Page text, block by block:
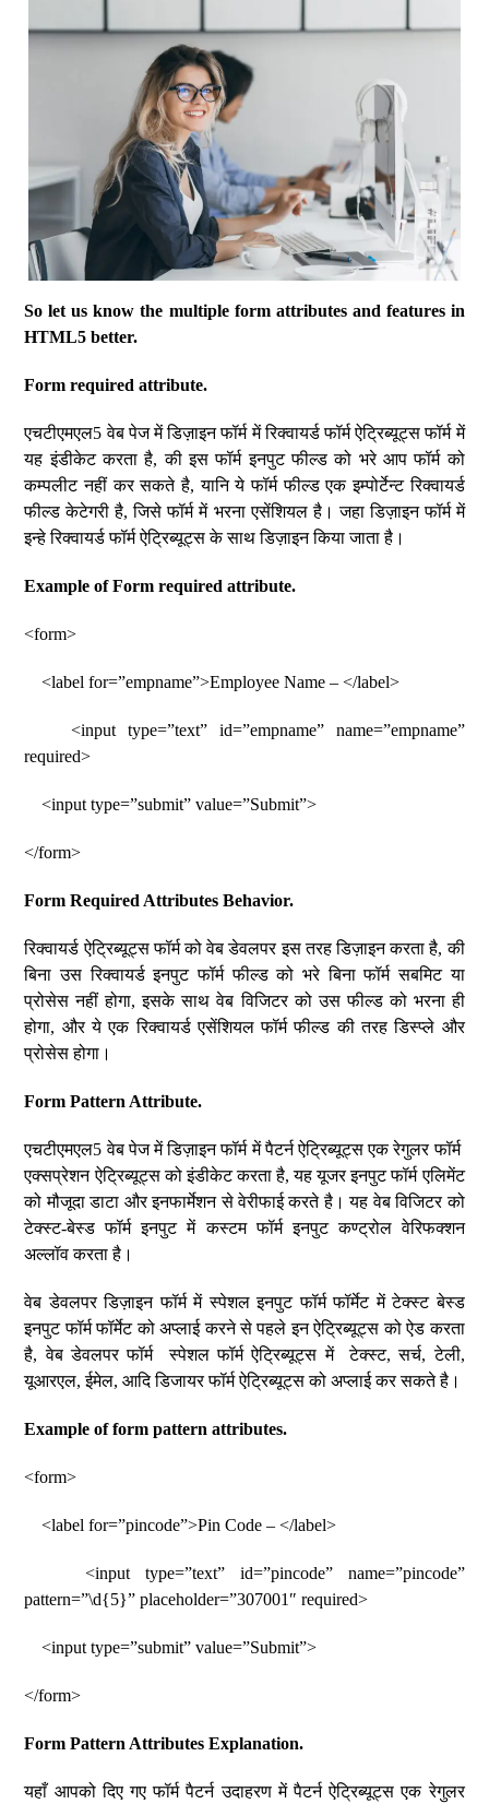
So let us know the multiple form attributes and features in
HTML5 better.
Form required attribute.
एचटीएमएल5 वेब पेज में डिज़ाइन फॉर्म में रिक्वायर्ड फॉर्म ऐट्रिब्यूट्स फॉर्म में
यह इंडीकेट करता है, की इस फॉर्म इनपुट फील्ड को भरे आप फॉर्म को
कम्पलीट नहीं कर सकते है, यानि ये फॉर्म फील्ड एक इम्पोर्टेन्ट रिक्वायर्ड
फील्ड केटेगरी है, जिसे फॉर्म में भरना एसेंशियल है। जहा डिज़ाइन फॉर्म में
इन्हे रिक्वायर्ड फॉर्म ऐट्रिब्यूट्स के साथ डिज़ाइन किया जाता है।
Example of Form required attribute.
<form>
<label for=”empname”>Employee Name – </label>
<input type=”text” id=”empname” name=”empname”
required>
<input type=”submit” value=”Submit”>
</form>
Form Required Attributes Behavior.
रिक्वायर्ड ऐट्रिब्यूट्स फॉर्म को वेब डेवलपर इस तरह डिज़ाइन करता है, की
बिना उस रिक्वायर्ड इनपुट फॉर्म फील्ड को भरे बिना फॉर्म सबमिट या
प्रोसेस नहीं होगा, इसके साथ वेब विजिटर को उस फील्ड को भरना ही
होगा, और ये एक रिक्वायर्ड एसेंशियल फॉर्म फील्ड की तरह डिस्प्ले और
प्रोसेस होगा।
Form Pattern Attribute.
एचटीएमएल5 वेब पेज में डिज़ाइन फॉर्म में पैटर्न ऐट्रिब्यूट्स एक रेगुलर फॉर्म
एक्सप्रेशन ऐट्रिब्यूट्स को इंडीकेट करता है, यह यूजर इनपुट फॉर्म एलिमेंट
को मौजूदा डाटा और इनफार्मेशन से वेरीफाई करते है। यह वेब विजिटर को
टेक्स्ट-बेस्ड फॉर्म इनपुट में कस्टम फॉर्म इनपुट कण्ट्रोल वेरिफक्शन
अल्लॉव करता है।
वेब डेवलपर डिज़ाइन फॉर्म में स्पेशल इनपुट फॉर्म फॉर्मेट में टेक्स्ट बेस्ड
इनपुट फॉर्म फॉर्मेट को अप्लाई करने से पहले इन ऐट्रिब्यूट्स को ऐड करता
है, वेब डेवलपर फॉर्म स्पेशल फॉर्म ऐट्रिब्यूट्स में टेक्स्ट, सर्च, टेली,
यूआरएल, ईमेल, आदि डिजायर फॉर्म ऐट्रिब्यूट्स को अप्लाई कर सकते है।
Example of form pattern attributes.
<form>
<label for=”pincode”>Pin Code – </label>
<input type=”text” id=”pincode” name=”pincode”
pattern=”\d{5}” placeholder=”307001″ required>
<input type=”submit” value=”Submit”>
</form>
Form Pattern Attributes Explanation.
यहाँ आपको दिए गए फॉर्म पैटर्न उदाहरण में पैटर्न ऐट्रिब्यूट्स एक रेगुलर